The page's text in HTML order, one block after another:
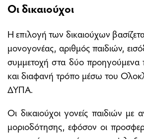
Οι δικαιούχοι
Η επιλογή των δικαιούχων
μονογονέας, αριθμός παιδιών,
συμμετοχή στα δύο προηγούμενα
και διαφανή τρόπο μέσω του
ΔΥΠΑ.
Οι δικαιούχοι γονείς παιδιών
μοριοδότησης, εφόσον οι